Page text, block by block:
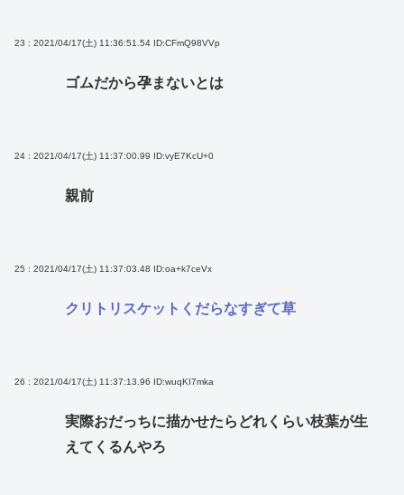
23 : 2021/04/17(土) 11:36:51.54 ID:CFmQ98VVp
ゴムだから孕まないとは
24 : 2021/04/17(土) 11:37:00.99 ID:vyE7KcU+0
親前
25 : 2021/04/17(土) 11:37:03.48 ID:oa+k7ceVx
クリトリスケットくだらなすぎて草
26 : 2021/04/17(土) 11:37:13.96 ID:wuqKI7mka
実際おだっちに描かせたらどれくらい枝葉が生
えてくるんやろ